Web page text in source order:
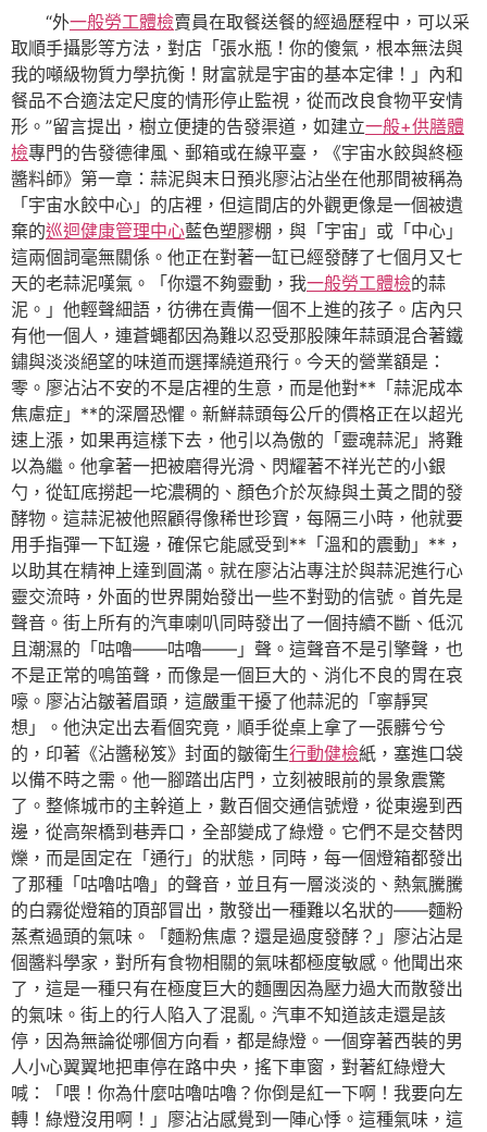
“外一般勞工體檢賣員在取餐送餐的經過歷程中，可以采
取順手攝影等方法，對店「張水瓶！你的傻氣，根本無法與
我的噸級物質力學抗衡！財富就是宇宙的基本定律！」內和
餐品不合適法定尺度的情形停止監視，從而改良食物平安情
形。”留言提出，樹立便捷的告發渠道，如建立一般+供膳體
檢專門的告發德律風、郵箱或在線平臺，《宇宙水餃與終極
醬料師》第一章：蒜泥與末日預兆廖沾沾坐在他那間被稱為
「宇宙水餃中心」的店裡，但這間店的外觀更像是一個被遺
棄的巡迴健康管理中心藍色塑膠棚，與「宇宙」或「中心」
這兩個詞毫無關係。他正在對著一缸已經發酵了七個月又七
天的老蒜泥嘆氣。「你還不夠靈動，我一般勞工體檢的蒜
泥。」他輕聲細語，彷彿在責備一個不上進的孩子。店內只
有他一個人，連蒼蠅都因為難以忍受那股陳年蒜頭混合著鐵
鏽與淡淡絕望的味道而選擇繞道飛行。今天的營業額是：
零。廖沾沾不安的不是店裡的生意，而是他對**「蒜泥成本
焦慮症」**的深層恐懼。新鮮蒜頭每公斤的價格正在以超光
速上漲，如果再這樣下去，他引以為傲的「靈魂蒜泥」將難
以為繼。他拿著一把被磨得光滑、閃耀著不祥光芒的小銀
勺，從缸底撈起一坨濃稠的、顏色介於灰綠與土黃之間的發
酵物。這蒜泥被他照顧得像稀世珍寶，每隔三小時，他就要
用手指彈一下缸邊，確保它能感受到**「溫和的震動」**，
以助其在精神上達到圓滿。就在廖沾沾專注於與蒜泥進行心
靈交流時，外面的世界開始發出一些不對勁的信號。首先是
聲音。街上所有的汽車喇叭同時發出了一個持續不斷、低沉
且潮濕的「咕嚕——咕嚕——」聲。這聲音不是引擎聲，也
不是正常的鳴笛聲，而像是一個巨大的、消化不良的胃在哀
嚎。廖沾沾皺著眉頭，這嚴重干擾了他蒜泥的「寧靜冥
想」。他決定出去看個究竟，順手從桌上拿了一張髒兮兮
的，印著《沾醬秘笈》封面的皺衛生行動健檢紙，塞進口袋
以備不時之需。他一腳踏出店門，立刻被眼前的景象震驚
了。整條城市的主幹道上，數百個交通信號燈，從東邊到西
邊，從高架橋到巷弄口，全部變成了綠燈。它們不是交替閃
爍，而是固定在「通行」的狀態，同時，每一個燈箱都發出
了那種「咕嚕咕嚕」的聲音，並且有一層淡淡的、熱氣騰騰
的白霧從燈箱的頂部冒出，散發出一種難以名狀的——麵粉
蒸煮過頭的氣味。「麵粉焦慮？還是過度發酵？」廖沾沾是
個醬料學家，對所有食物相關的氣味都極度敏感。他聞出來
了，這是一種只有在極度巨大的麵團因為壓力過大而散發出
的氣味。街上的行人陷入了混亂。汽車不知道該走還是該
停，因為無論從哪個方向看，都是綠燈。一個穿著西裝的男
人小心翼翼地把車停在路中央，搖下車窗，對著紅綠燈大
喊：「喂！你為什麼咕嚕咕嚕？你倒是紅一下啊！我要向左
轉！綠燈沒用啊！」廖沾沾感覺到一陣心悸。這種氣味，這